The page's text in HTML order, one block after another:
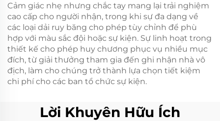
Cảm giác nhẹ nhưng chắc tay mang lại trải nghiệm
cao cấp cho người nhận, trong khi sự đa dạng về
các loại dải ruy băng cho phép tùy chỉnh để phù
hợp với màu sắc đội hoặc sự kiện. Sự linh hoạt trong
thiết kế cho phép huy chương phục vụ nhiều mục
đích, từ giải thưởng tham gia đến ghi nhận nhà vô
địch, làm cho chúng trở thành lựa chọn tiết kiệm
chi phí cho các ban tổ chức sự kiện.
Lời Khuyên Hữu Ích